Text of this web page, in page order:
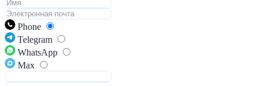
Phone
Telegram
WhatsApp
Max